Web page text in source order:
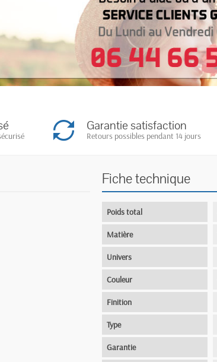
Garantie satisfaction
Retours possibles pendant 14 jours
Fiche technique
Poids total
Matière
Univers
Couleur
Finition
Type
Garantie